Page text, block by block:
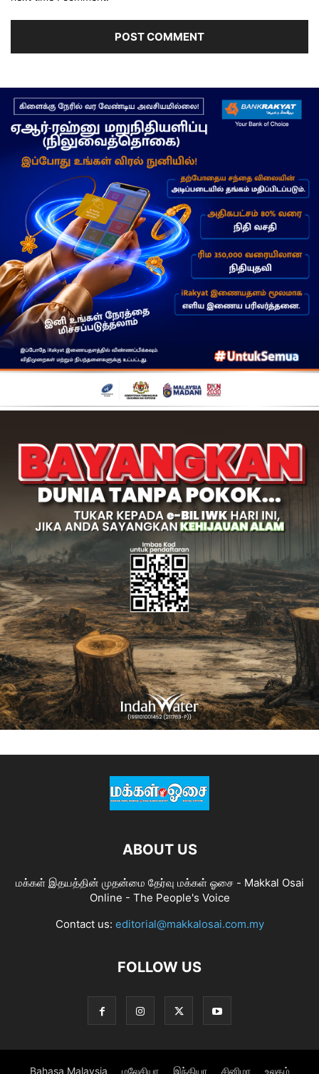
ABOUT US
மக்கள் இதயத்தின் முதன்மை தேர்வு மக்கள் ஓசை - Makkal Osai
Online - The People's Voice
Contact us: editorial@makkalosai.com.my
FOLLOW US
Bahasa Malaysia மலேசியா இந்தியா சினிமா உலகம்